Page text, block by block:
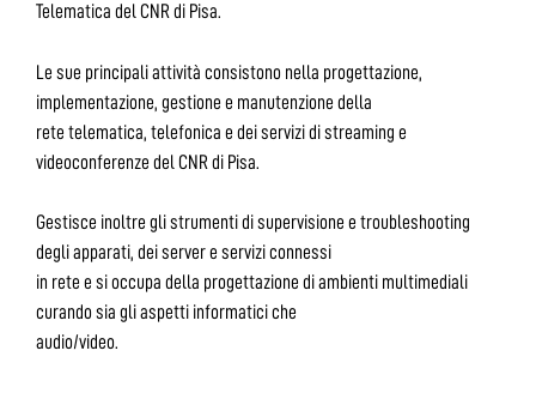
Telematica del CNR di Pisa.
Le sue principali attività consistono nella progettazione,
implementazione, gestione e manutenzione della
rete telematica, telefonica e dei servizi di streaming e
videoconferenze del CNR di Pisa.
Gestisce inoltre gli strumenti di supervisione e troubleshooting
degli apparati, dei server e servizi connessi
in rete e si occupa della progettazione di ambienti multimediali
curando sia gli aspetti informatici che
audio/video.